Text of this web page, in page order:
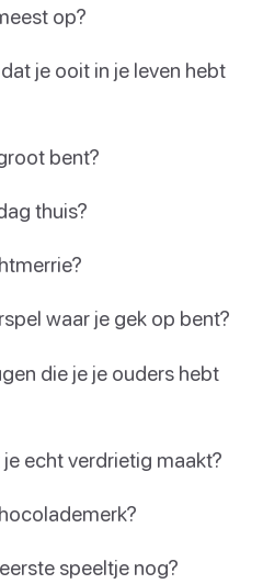
op?
je ooit in je leven hebt
bent?
thuis?
waar je gek op bent?
die je je ouders hebt
echt verdrietig maakt?
speeltje nog?